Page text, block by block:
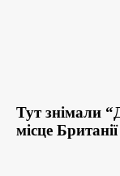
Тут знімали
місце